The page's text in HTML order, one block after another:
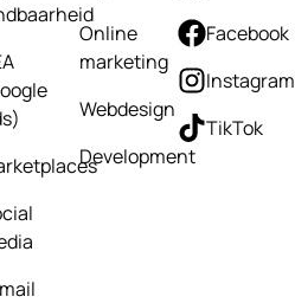
Online
marketing
Webdesign
Development
Facebook
Instagram
TikTok